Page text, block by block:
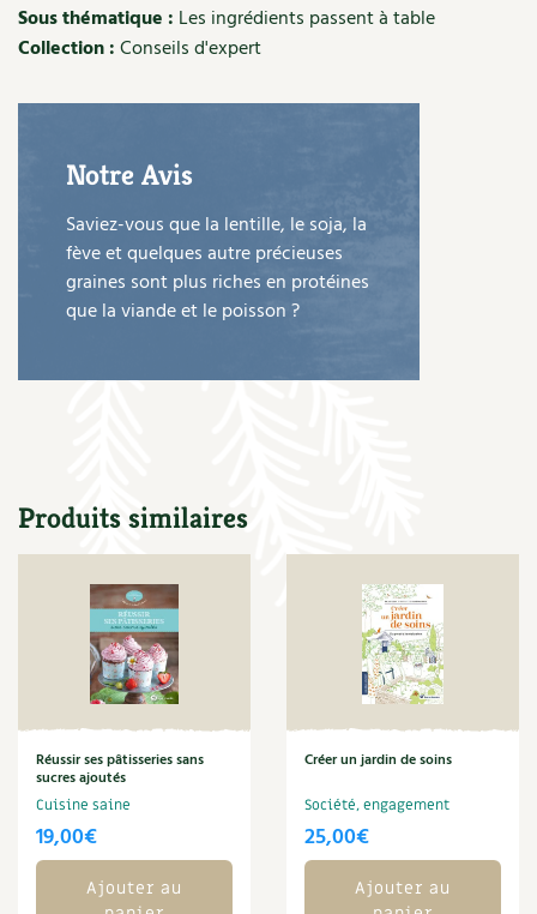
Soins et cosmétiques au naturel
Vivre l’écologie
Protéger la nature
Autonomie
Archives
Compléments
Dossier4 saisons
Actualités
Vidéos et podcasts
Conseils vidéo des
Secrets d’abonné
Sous thématique : Les ingrédients passent à table
Collection :Conseils d'expert
Notre Avis
Saviez-vous que la lentille, le soja, la
fève et quelques autre précieuses
graines sont plus riches en protéines
que la viande et le poisson ?
Produits similaires
Réussir ses pâtisseries sans
sucres ajoutés
Cuisine saine
19,00€
Ajouter au
Créer un jardin de soins
Société, engagement
25,00€
Ajouter au